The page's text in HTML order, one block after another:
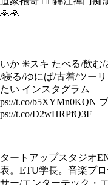
いか ✳︎スキ たべる/飲む/
寝る/ゆにば/古着/ツー
い インスタグラム
t.co/b5XYMn0KQN
t.co/D2wHRPfQ3F
ートアップスタジオ
。ETU学長。音楽プ
ー/エンターテック・